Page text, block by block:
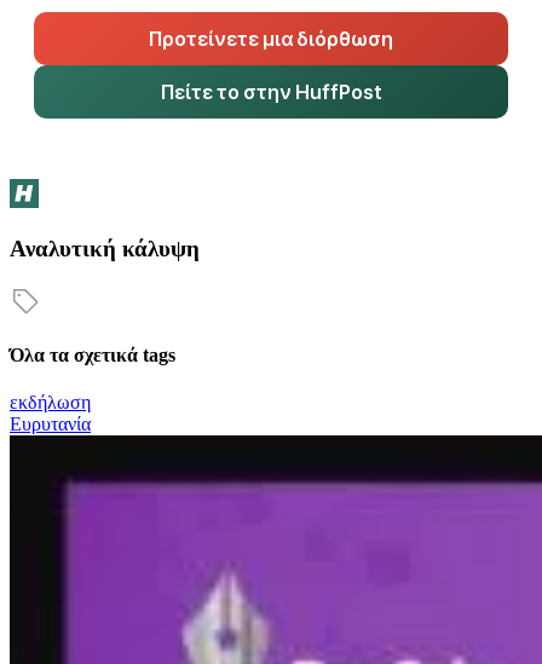
Προτείνετε μια διόρθωση
Πείτε το στην HuffPost
Αναλυτική κάλυψη
Όλα τα σχετικά tags
εκδήλωση
Ευρυτανία